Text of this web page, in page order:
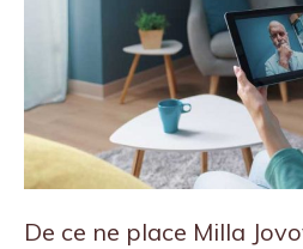
De ce ne place Milla